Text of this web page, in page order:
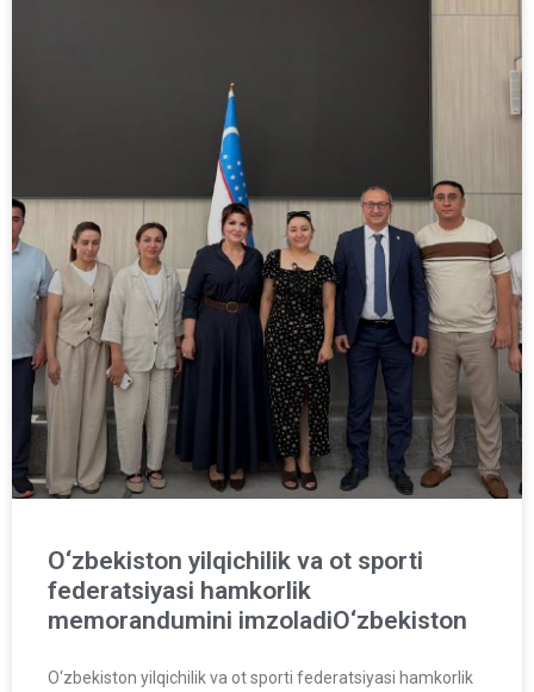
O‘zbekiston yilqichilik va ot sporti
federatsiyasi hamkorlik
memorandumini imzoladiO‘zbekiston
O‘zbekiston yilqichilik va ot sporti federatsiyasi hamkorlik